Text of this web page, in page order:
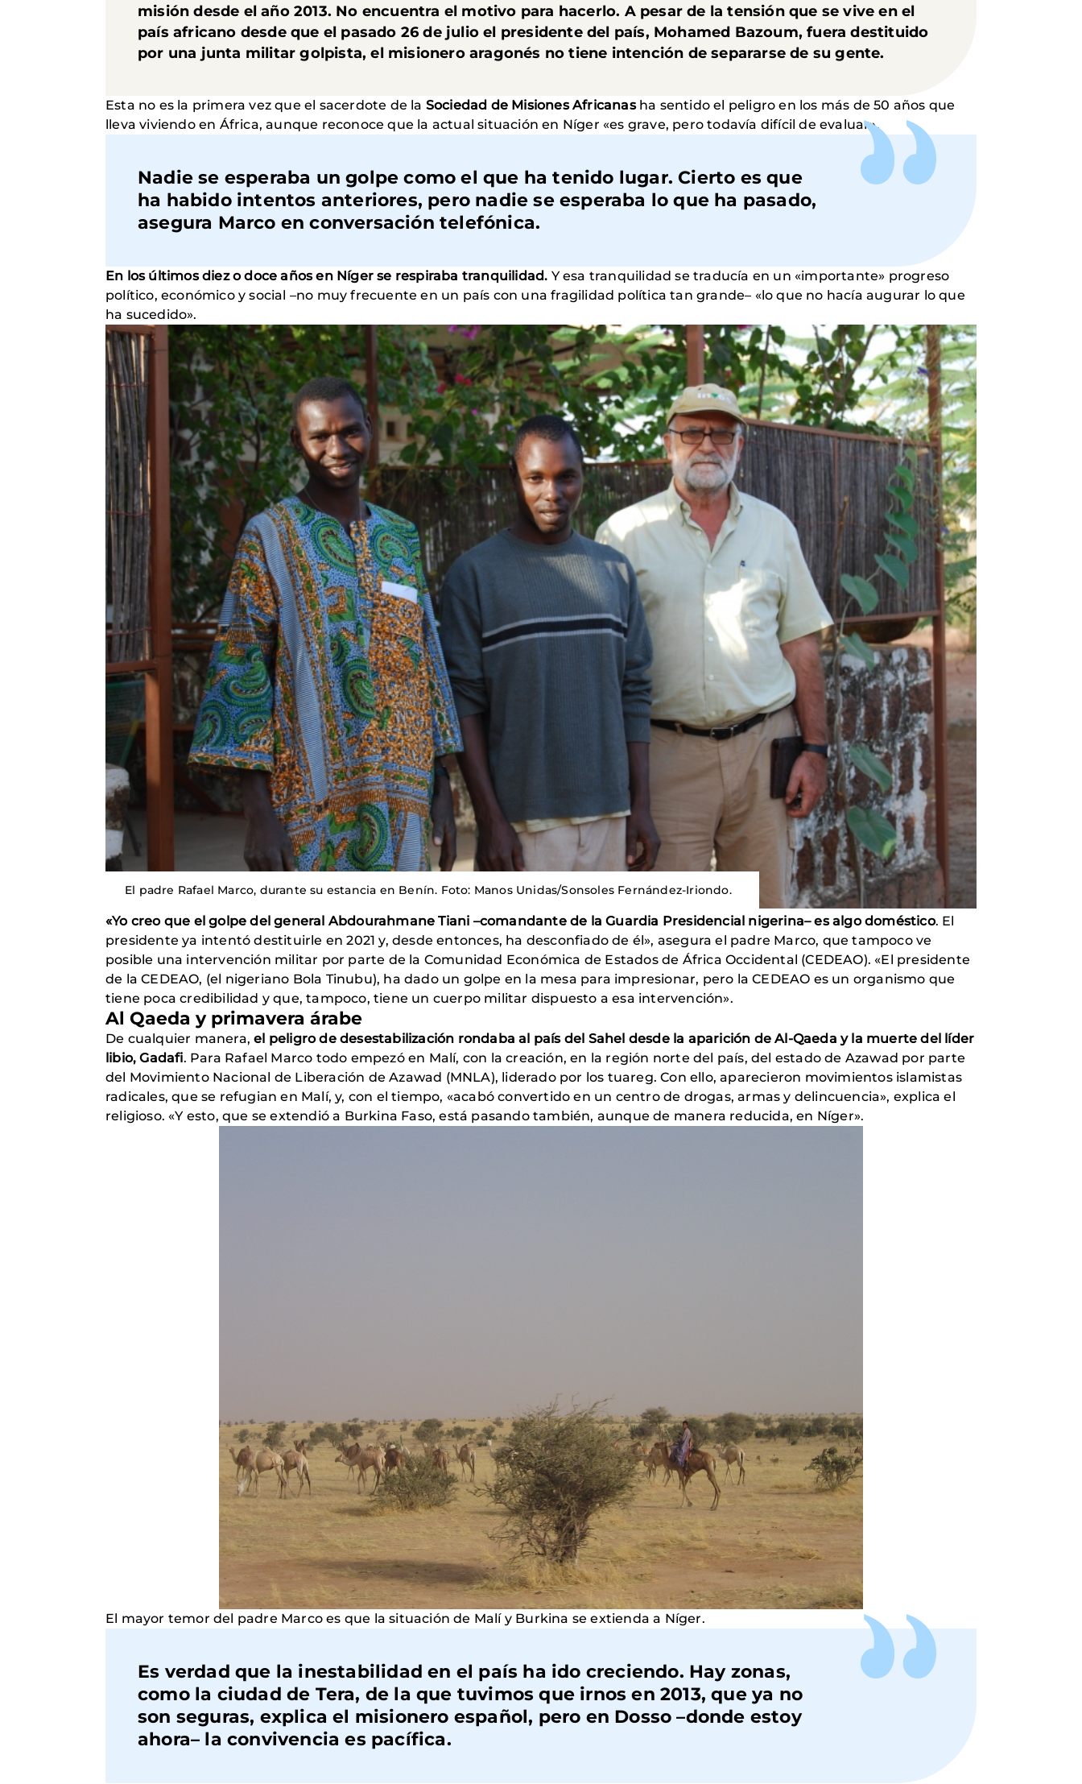
misión desde el año 2013. No encuentra el motivo para hacerlo. A pesar de la tensión que se vive en el
país africano desde que el pasado 26 de julio el presidente del país, Mohamed Bazoum, fuera destituido
por una junta militar golpista, el misionero aragonés no tiene intención de separarse de su gente.
Esta no es la primera vez que el sacerdote de la Sociedad de Misiones Africanasha sentido el peligro en los más de 50 años que
lleva viviendo en África, aunque reconoce que la actual situación en Níger «es grave, pero todavía difícil de evaluar».
Nadie se esperaba un golpe como el que ha tenido lugar. Cierto es que
ha habido intentos anteriores, pero nadie se esperaba lo que ha pasado,
asegura Marco en conversación telefónica.
En los últimos diez o doce años en Níger se respiraba tranquilidad. Y esa tranquilidad se traducía en un «importante» progreso
político, económico y social –no muy frecuente en un país con una fragilidad política tan grande– «lo que no hacía augurar lo que
ha sucedido».
El padre Rafael Marco, durante su estancia en Benín. Foto: Manos Unidas/Sonsoles Fernández-Iriondo.
«Yo creo que el golpe del general Abdourahmane Tiani –comandante de la Guardia Presidencial nigerina– es algo doméstico. El
presidente ya intentó destituirle en 2021 y, desde entonces, ha desconfiado de él», asegura el padre Marco, que tampoco ve
posible una intervención militar por parte de la Comunidad Económica de Estados de África Occidental (CEDEAO). «El presidente
de la CEDEAO, (el nigeriano Bola Tinubu), ha dado un golpe en la mesa para impresionar, pero la CEDEAO es un organismo que
tiene poca credibilidad y que, tampoco, tiene un cuerpo militar dispuesto a esa intervención».
Al Qaeda y primavera árabe
De cualquier manera,el peligro de desestabilización rondaba al país del Sahel desde la aparición de Al-Qaeda y la muerte del líder
libio, Gadafi. Para Rafael Marco todo empezó en Malí, con la creación, en la región norte del país, del estado de Azawad por parte
del Movimiento Nacional de Liberación de Azawad (MNLA), liderado por los tuareg. Con ello, aparecieron movimientos islamistas
radicales, que se refugian en Malí, y, con el tiempo, «acabó convertido en un centro de drogas, armas y delincuencia», explica el
religioso. «Y esto, que se extendió a Burkina Faso, está pasando también, aunque de manera reducida, en Níger».
El mayor temor del padre Marco es que la situación de Malí y Burkina se extienda a Níger.
Es verdad que la inestabilidad en el país ha ido creciendo. Hay zonas,
como la ciudad de Tera, de la que tuvimos que irnos en 2013, que ya no
son seguras, explica el misionero español, pero en Dosso –donde estoy
ahora– la convivencia es pacífica.